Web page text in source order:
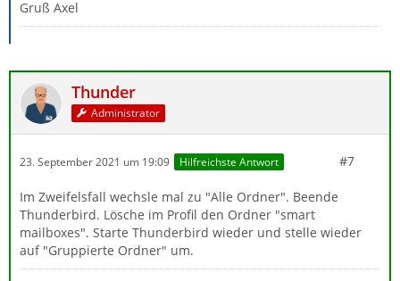
Gruß Axel
Thunder
Administrator
23. September 2021 um 19:09 Hilfreichste Antwort #7
Im Zweifelsfall wechsle mal zu "Alle Ordner". Beende
Thunderbird. Lösche im Profil den Ordner "smart
mailboxes". Starte Thunderbird wieder und stelle wieder
auf "Gruppierte Ordner" um.